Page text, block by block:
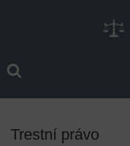
Trestní právo